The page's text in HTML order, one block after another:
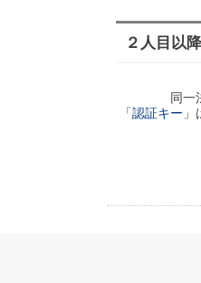
２人目以
同一
「認証キー